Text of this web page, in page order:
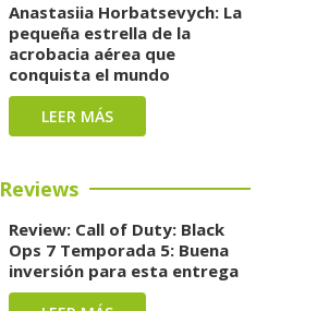
Anastasiia Horbatsevych: La
pequeña estrella de la
acrobacia aérea que
conquista el mundo
LEER MÁS
Reviews
Review: Call of Duty: Black
Ops 7 Temporada 5: Buena
inversión para esta entrega